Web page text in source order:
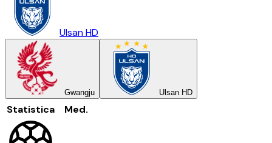
Ulsan HD
Gwangju Ulsan HD
Statistica Med.